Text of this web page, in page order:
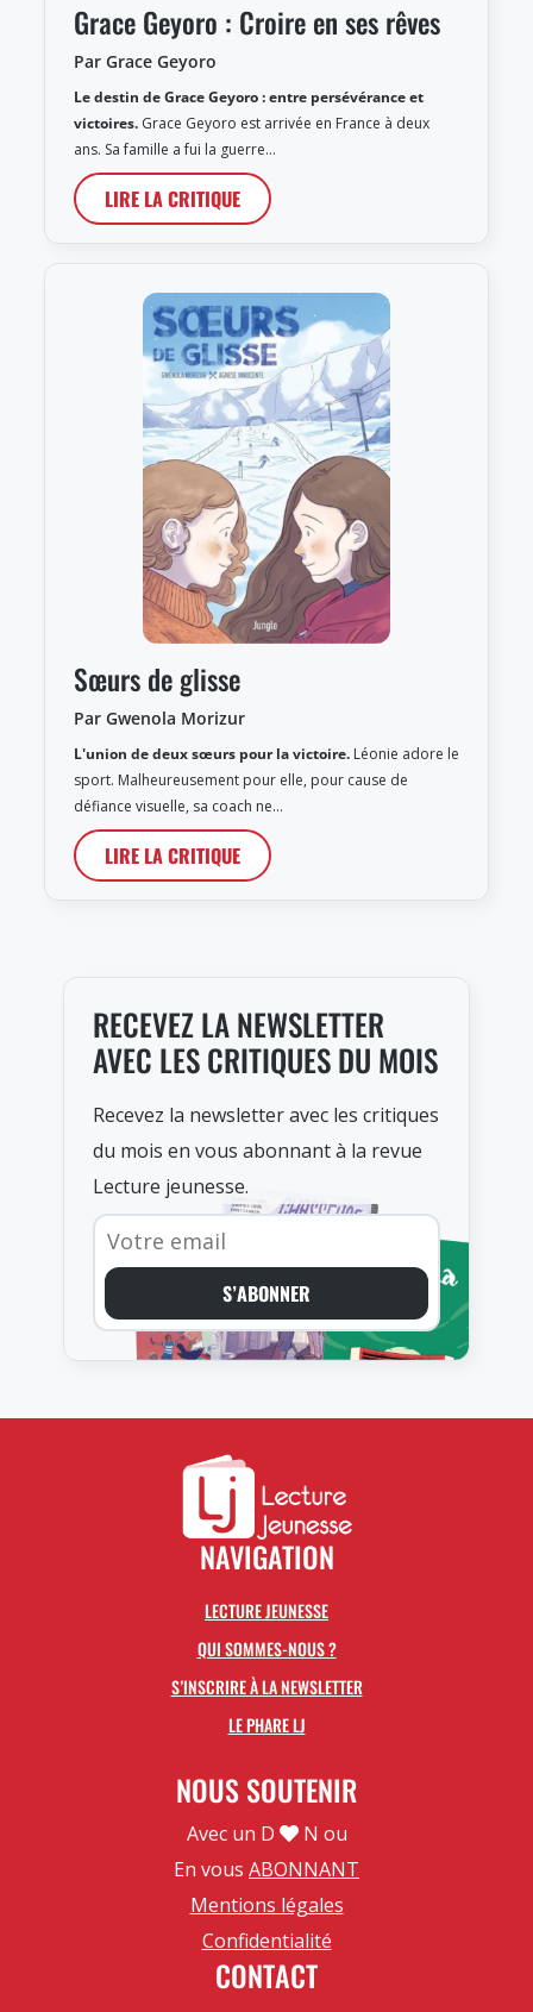
Grace Geyoro : Croire en ses rêves
Par Grace Geyoro
Le destin de Grace Geyoro : entre persévérance et
victoires. Grace Geyoro est arrivée en France à deux
ans. Sa famille a fui la guerre…
LIRE LA CRITIQUE
Sœurs de glisse
Par Gwenola Morizur
L'union de deux sœurs pour la victoire. Léonie adore le
sport. Malheureusement pour elle, pour cause de
défiance visuelle, sa coach ne…
LIRE LA CRITIQUE
RECEVEZ LA NEWSLETTER
AVEC LES CRITIQUES DU MOIS
Recevez la newsletter avec les critiques
du mois en vous abonnant à la revue
Lecture jeunesse.
S’ABONNER
NAVIGATION
LECTURE JEUNESSE
QUI SOMMES-NOUS ?
S’INSCRIRE À LA NEWSLETTER
LE PHARE LJ
NOUS SOUTENIR
Avec un D
N ou
En vous ABONNANT
Mentions légales
Confidentialité
CONTACT